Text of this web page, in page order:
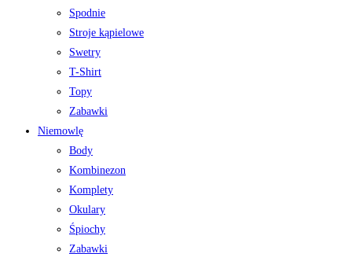
Spodnie
Stroje kąpielowe
Swetry
T-Shirt
Topy
Zabawki
Niemowlę
Body
Kombinezon
Komplety
Okulary
Śpiochy
Zabawki